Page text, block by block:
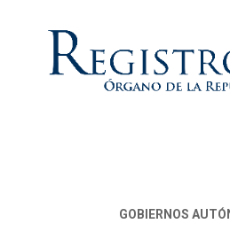
GOBIERNOS